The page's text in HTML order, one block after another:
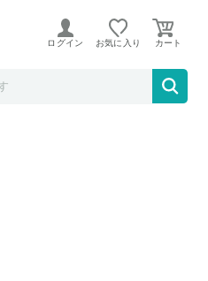
す。
ログイン お気に入り
オ【BC】8.3 【度